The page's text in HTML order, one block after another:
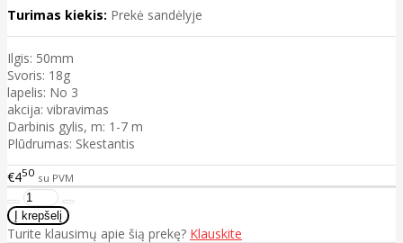
Turimas kiekis: Prekė sandėlyje
Ilgis: 50mm
Svoris: 18g
lapelis: No 3
akcija: vibravimas
Darbinis gylis, m: 1-7 m
Plūdrumas: Skestantis
€450 su PVM
Turite klausimų apie šią prekę? Klauskite